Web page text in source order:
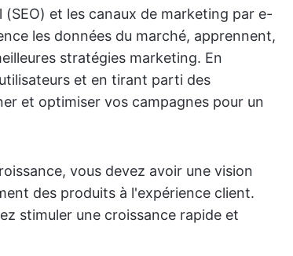
et les canaux de marketing par e-
les données du marché, apprennent,
stratégies marketing. En
et en tirant parti des
et optimiser vos campagnes pour un
vous devez avoir une vision
des produits à l'expérience client.
stimuler une croissance rapide et